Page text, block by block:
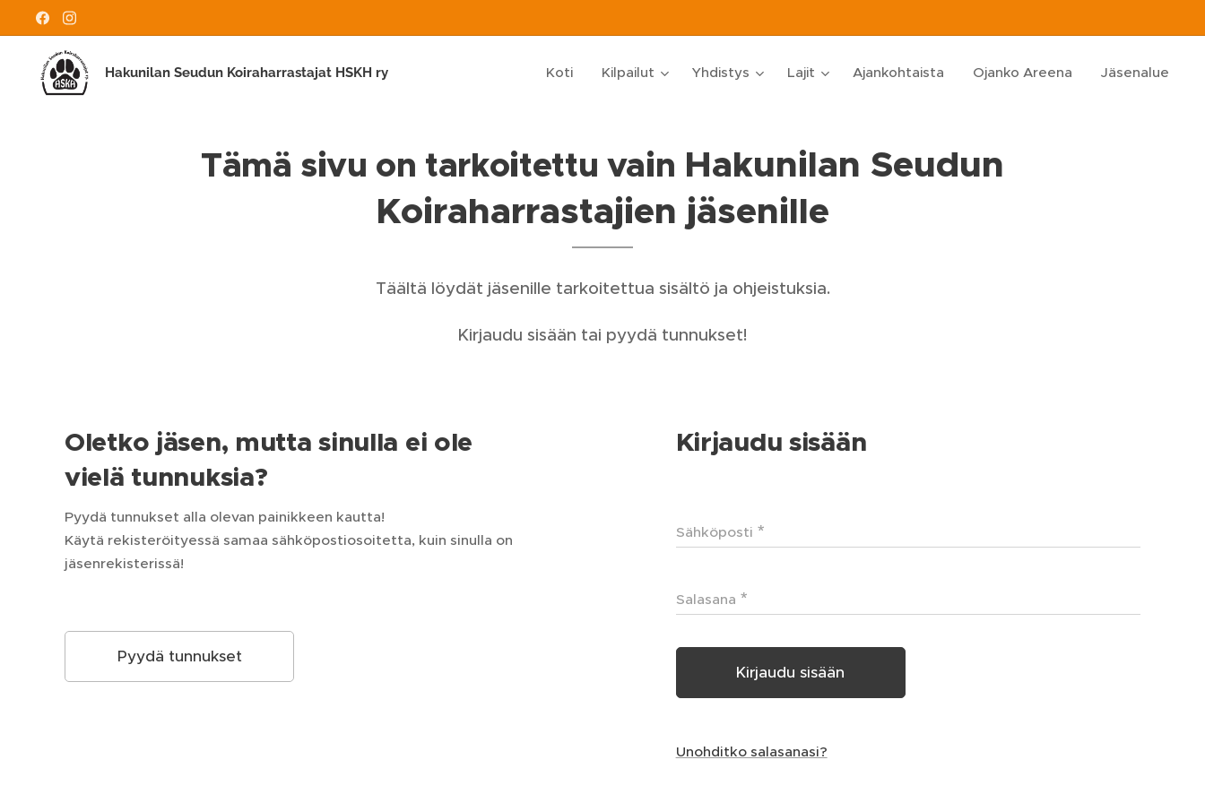
Hakunilan Seudun Koiraharrastajat HSKH ry Koti Kilpailut Yhdistys Lajit Ajankohtaista Ojanko Areena Jäsenalue
Tämä sivu on tarkoitettu vain Hakunilan Seudun
Koiraharrastajien jäsenille
Täältä löydät jäsenille tarkoitettua sisältö ja ohjeistuksia.
Kirjaudu sisään tai pyydä tunnukset!
Oletko jäsen, mutta sinulla ei ole
vielä tunnuksia?
Pyydä tunnukset alla olevan painikkeen kautta!
Käytä rekisteröityessä samaa sähköpostiosoitetta, kuin sinulla on
jäsenrekisterissä!
Pyydä tunnukset
Kirjaudu sisään
Sähköposti
Salasana
Kirjaudu sisään
Unohditko salasanasi?